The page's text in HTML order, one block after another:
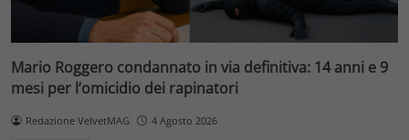
Mario Roggero condannato in via definitiva: 14 anni e 9
mesi per l’omicidio dei rapinatori
Redazione VelvetMAG 4 Agosto 2026